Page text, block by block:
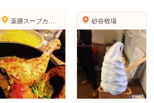
薬膳スープカレー・シャナイア（Shania） 砂谷牧場